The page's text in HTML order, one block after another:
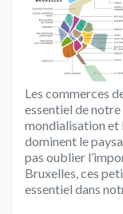
Les commerces
essentiel de
mondialisation et
dominent le
pas oublier
Bruxelles, ces
essentiel dans